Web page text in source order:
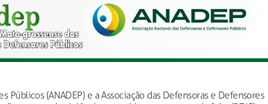
Públicos (ANADEP) e a Associação das Defensoras e Defensores